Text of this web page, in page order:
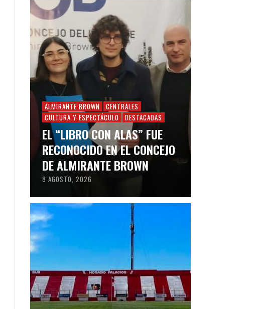
ALMIRANTE BROWN
CENTRALES
CULTURA Y ESPECTÁCULO
DESTACADAS
EL “LIBRO CON ALAS” FUE
RECONOCIDO EN EL CONCEJO
DE ALMIRANTE BROWN
8 AGOSTO, 2026